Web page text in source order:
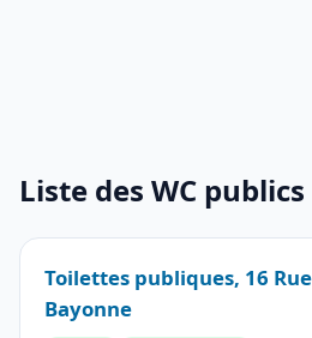
Liste des WC
Toilettes publiques, 16
Bayonne